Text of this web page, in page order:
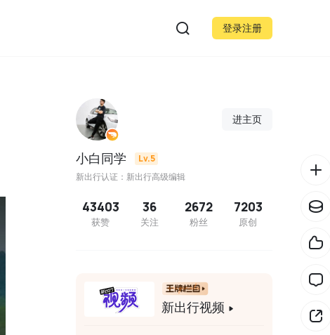
登录注册
进主页
小白同学 Lv.5
新出行认证：新出行高级编辑
43403
获赞
36
关注
2672
粉丝
7203
原创
新出行视频